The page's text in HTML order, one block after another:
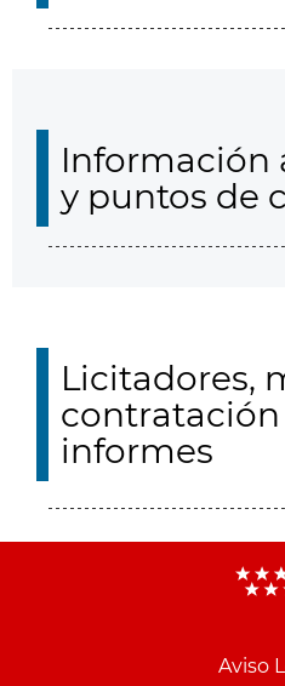
Información
y puntos de
Licitadores,
contratación
informes
Aviso